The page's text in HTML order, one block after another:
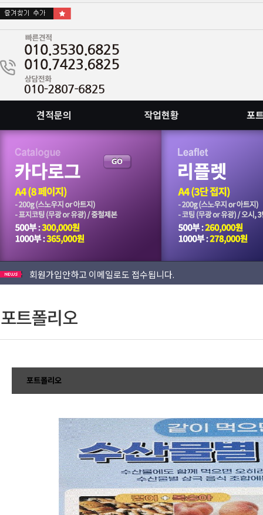
견적문의 작업현황 포
회원가입안하고 이메일로도 접수됩니다.
::빠른인쇄, 빠른출고 가능합니다. 문의주십시요.
::인쇄물 패키지외 별도견적,소량도 문의가능합니다.
회원가입안하고 이메일로도 접수됩니다.
::빠른인쇄, 빠른출고 가능합니다. 문의주십시요.
::인쇄물 패키지외 별도견적,소량도 문의가능합니다.
포트폴리오